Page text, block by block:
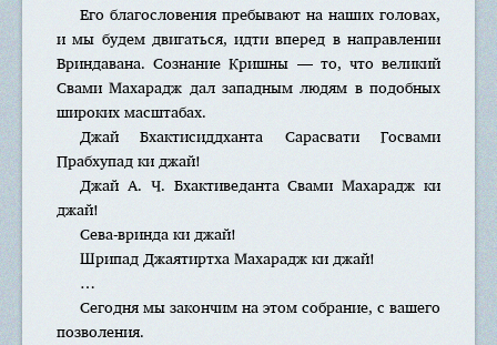
Его благословения пребывают на наших головах,
и мы будем двигаться, идти вперед в направлении
Вриндавана. Сознание Кришны — то, что великий
Свами Махарадж дал западным людям в подобных
широких масштабах.
Джай Бхактисиддханта Сарасвати Госвами
Прабхупад ки джай!
Джай А. Ч. Бхактиведанта Свами Махарадж ки
джай!
Сева-вринда ки джай!
Шрипад Джаятиртха Махарадж ки джай!
…
Сегодня мы закончим на этом собрание, с вашего
позволения.